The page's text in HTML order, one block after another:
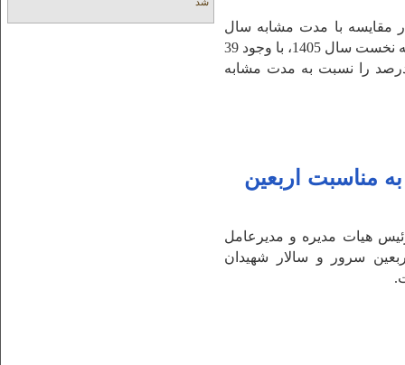
مقایسه با مدت مشابه سال
قبل نشان می‌دهد که این شرکت در سه ماهه نخست سال 1405، با وجود 39
توقف اجباری، رشد تولید بیش از ۱۱ درصد را نسبت به مدت مشابه
مناسبت اربعین
هیات مدیره و مدیرعامل
سرور و سالار شهیدان